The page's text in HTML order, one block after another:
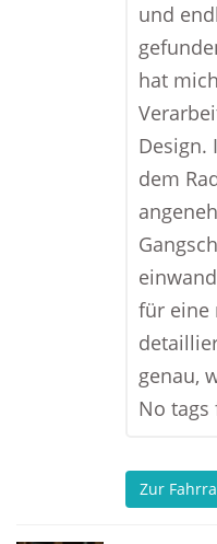
und
hat
Design.
dem
für eine
genau,
No
Zur